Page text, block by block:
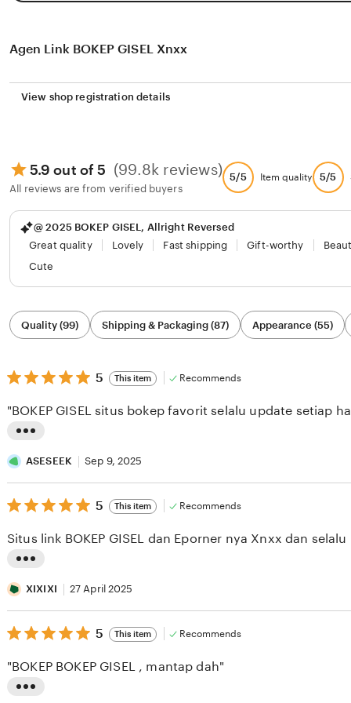
Agen Link BOKEP GISEL Xnxx
View shop registration details
5.9 out of 5 (99.8k reviews)
All reviews are from verified buyers
5/5 Item quality 5/5
@ 2025 BOKEP GISEL, Allright Reversed
Great quality
Lovely Fast shipping Gift-worthy
Cute
Filter
by
category
Quality (99) Shipping & Packaging (87) Appearance (55)
5
out
5
stars
5 This item Recommends
i
s
t
n
r
e
v
e
"BOKEP GISEL situs bokep favorit selalu update setiap
ASESEEK Sep 9, 2025
5
out
5
stars
5 This item Recommends
i
s
t
n
Situs link BOKEP GISEL dan Eporner nya Xnxx dan
XIXIXI 27 April 2025
5
out
5
stars
5 This item Recommends
"BOKEP BOKEP GISEL , mantap dah"